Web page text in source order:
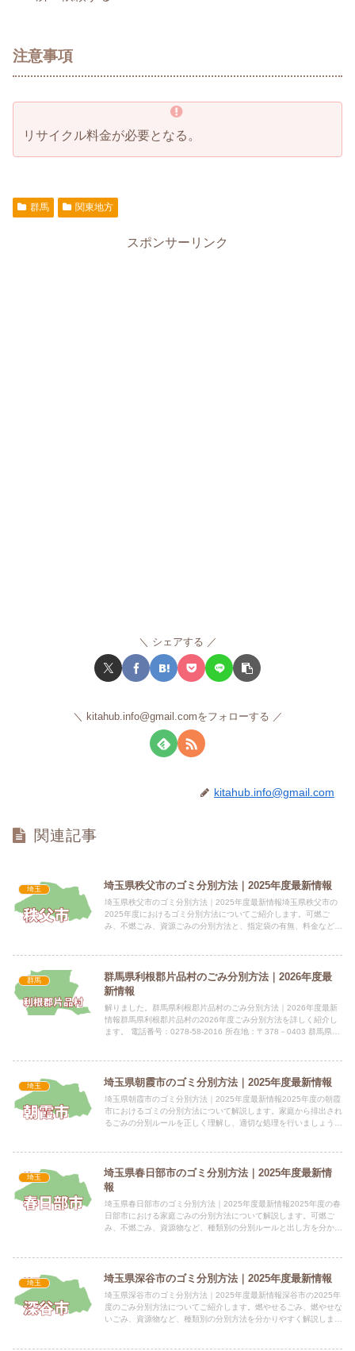
注意事項
リサイクル料金が必要となる。
群馬 関東地方
スポンサーリンク
シェアする
kitahub.info@gmail.comをフォローする
kitahub.info@gmail.com
関連記事
埼玉 埼玉県秩父市のゴミ分別方法｜2025年度最新情報
埼玉県秩父市のゴミ分別方法｜2025年度最新情報埼玉県秩父市の
2025年度におけるゴミ分別方法についてご紹介します。可燃ご
み、不燃ごみ、資源ごみの分別方法と、指定袋の有無、料金などを
群馬
群馬県利根郡片品村のごみ分別方法｜2026年度最
新情報
解りました。群馬県利根郡片品村のごみ分別方法｜2026年度最新
情報群馬県利根郡片品村の2026年度ごみ分別方法を詳しく紹介し
ます。 電話番号：0278-58-2016 所在地：〒378－0403 群馬県利
埼玉 埼玉県朝霞市のゴミ分別方法｜2025年度最新情報
埼玉県朝霞市のゴミ分別方法｜2025年度最新情報2025年度の朝霞
市におけるゴミの分別方法について解説します。家庭から排出され
るごみの分別ルールを正しく理解し、適切な処理を行いましょう。
埼玉
埼玉県春日部市のゴミ分別方法｜2025年度最新情
報
埼玉県春日部市のゴミ分別方法｜2025年度最新情報2025年度の春
日部市における家庭ごみの分別方法について解説します。可燃ご
み、不燃ごみ、資源物など、種類別の分別ルールと出し方を分かり
埼玉 埼玉県深谷市のゴミ分別方法｜2025年度最新情報
埼玉県深谷市のゴミ分別方法｜2025年度最新情報深谷市の2025年
度のごみ分別方法についてご紹介します。燃やせるごみ、燃やせな
いごみ、資源物など、種類別の分別方法を分かりやすく解説しま